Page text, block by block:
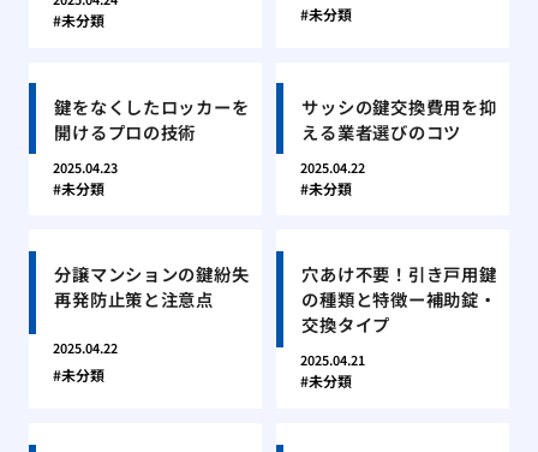
未分類 未分類
鍵をなくしたロッカーを
開けるプロの技術
2025.04.23
未分類
サッシの鍵交換費用を抑
える業者選びのコツ
2025.04.22
未分類
分譲マンションの鍵紛失
再発防止策と注意点
2025.04.22
未分類
穴あけ不要！引き戸用鍵
の種類と特徴ー補助錠・
交換タイプ
2025.04.21
未分類